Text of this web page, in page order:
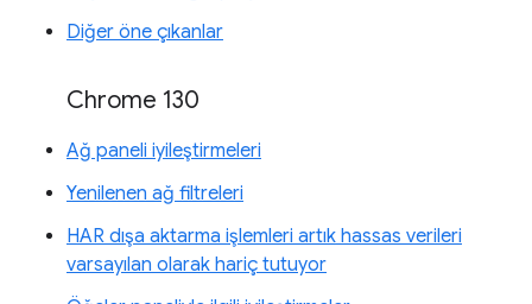
Diğer öne çıkanlar
Chrome 130
Ağ paneli iyileştirmeleri
Yenilenen ağ filtreleri
HAR dışa aktarma işlemleri artık hassas verileri
varsayılan olarak hariç tutuyor